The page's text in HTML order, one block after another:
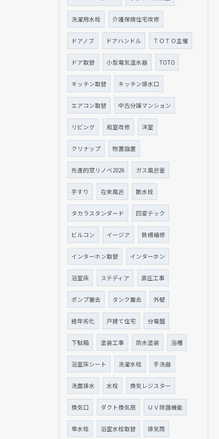
洗濯用水栓 介護保険住宅改修
ドアノブ ドアハンドル ＴＯＴＯ主催
ドア取替 小型電気温水器 TOTO
キッチン取替 キッチン排水口
エアコン取替 中古分譲マンション
リビング 和室改修 洋室
クリナップ 物置設置
先進的窓リノベ2026 ガス風呂釜
手すり 在来風呂 散水栓
タカラスタンダード 四変テック
ビルコン イージア 鉄柵補修
インターホン取替 インターホン
浴室床 ステディア 直圧工事
ポンプ撤去 タンク撤去 外壁
経年劣化 戸建て住宅 分電盤
下駄箱 塗装工事 防水塗装 浴槽
浴室床シート 洗濯水栓 手洗器
洗面排水 水栓 換気レジスター
換気口 ダクト換気扇 ＵＶ除菌機能
単水栓 浴室水栓取替 排気筒